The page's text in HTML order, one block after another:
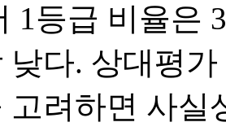
1등급 비율은
낮다. 상대평
고려하면 사실